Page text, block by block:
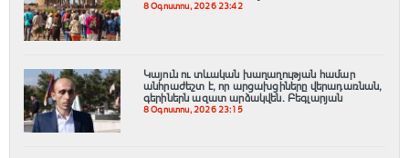
8 Օգոստոս, 2026 23:42
Կայուն ու տևական խաղաղության համար
անհրաժեշտ է, որ արցախցիները վերադառնան,
գերիներն ազատ արձակվեն․ Բեգլարյան
8 Օգոստոս, 2026 23:15